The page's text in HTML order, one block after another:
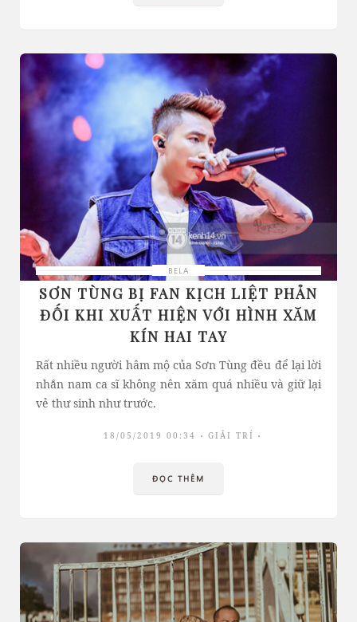
BELA
SƠN TÙNG BỊ FAN KỊCH LIỆT PHẢN
ĐỐI KHI XUẤT HIỆN VỚI HÌNH XĂM
KÍN HAI TAY
Rất nhiều người hâm mộ của Sơn Tùng đều để lại lời
nhắn nam ca sĩ không nên xăm quá nhiều và giữ lại
vẻ thư sinh như trước.
18/05/2019 00:34 GIẢI TRÍ
ĐỌC THÊM